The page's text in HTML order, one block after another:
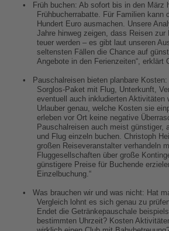
•
Früh buchen: Ab sofort bis in den März
Frühbucherrabatte. Für Familien kann
Hundert Euro ausmachen. Unsere
Jahre hinweg zeigen, dass Reisen zur
teuer werden – es gibt laut unseren
seltensten Fällen die Chance auf
Angebote in den Ferienzeiten“, erklärt
•
Pauschalreisen bieten planbare
Sorglos-Paket mit Flug, Unterkunft,
eventuell auch inkludierten Aktivitäten
Urlauber genau, welche Kosten sie
erleben vor Ort keine negative
Pauschalreisen auch meist günstiger,
und Flug einzeln buchen. Christoph
großen Reiseveranstalter verhandeln
Fluggesellschaften über große
günstigere Preise für Buchende
Einzelbuchung.“
•
Was brauchen wir und was nicht: Hat
Vergleich lohnt es sich genau zu
Endet die Getränkepauschale
bestimmten Uhrzeit? Kosten